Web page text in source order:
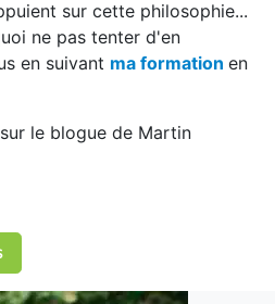
sur cette philosophie...
ne pas tenter d'en
en suivant ma formation en
le blogue de Martin